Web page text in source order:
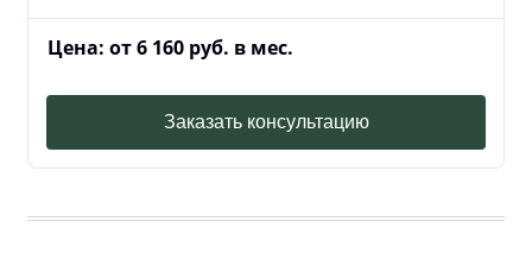
Цена: от 6 160 руб. в мес.
Заказать консультацию